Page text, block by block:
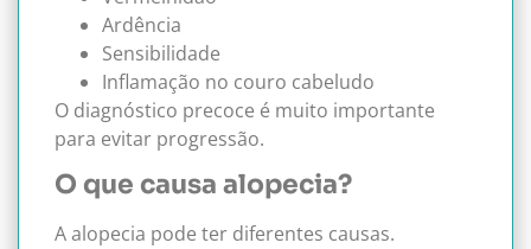
Ardência
Sensibilidade
Inflamação no couro cabeludo
O diagnóstico precoce é muito importante
para evitar progressão.
O que causa alopecia?
A alopecia pode ter diferentes causas.